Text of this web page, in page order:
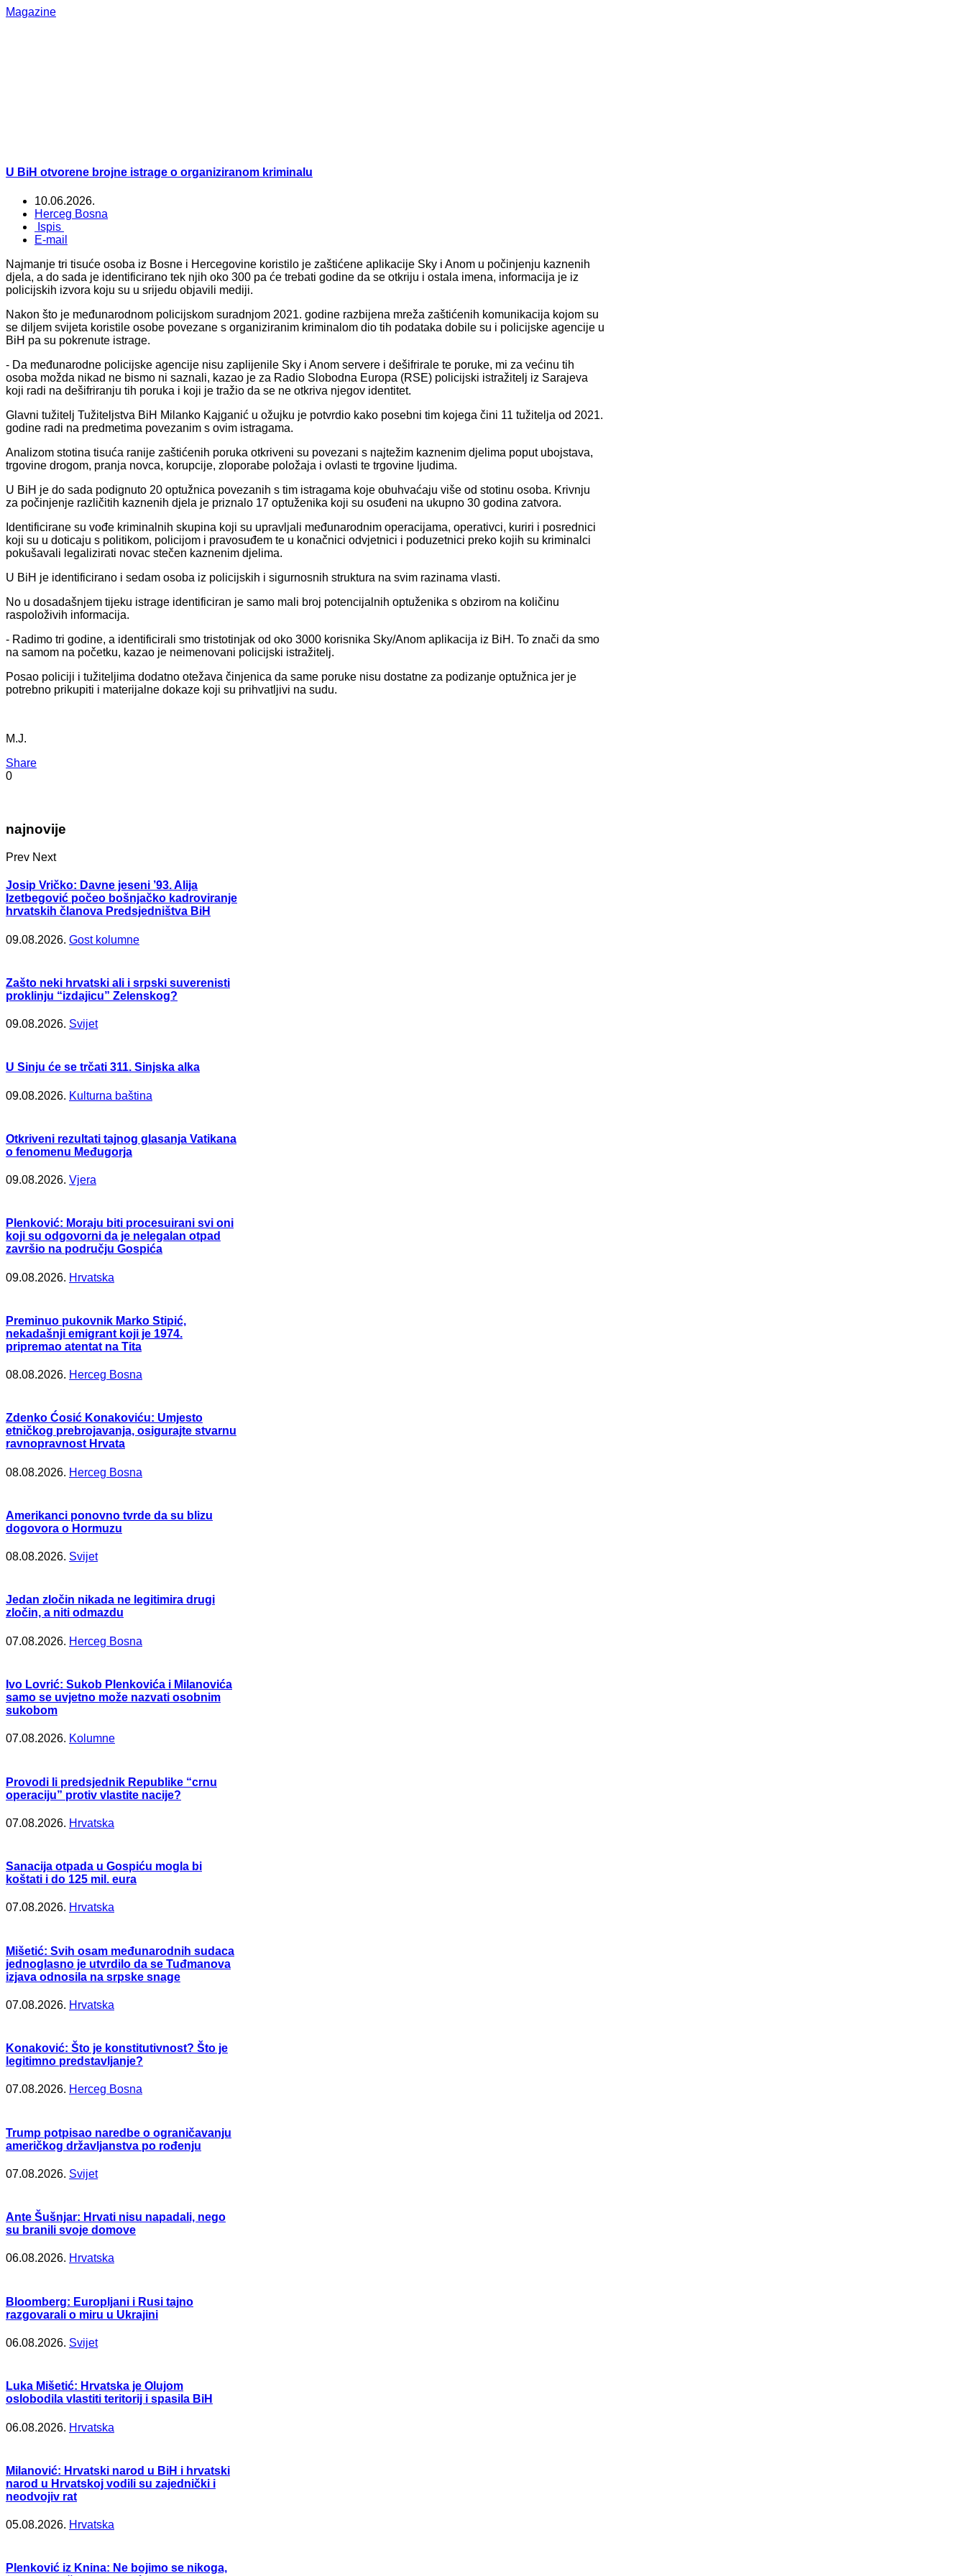
Magazine
U BiH otvorene brojne istrage o organiziranom kriminalu
10.06.2026.
Herceg Bosna
Ispis
E-mail
Najmanje tri tisuće osoba iz Bosne i Hercegovine koristilo je zaštićene aplikacije Sky i Anom u počinjenju kaznenih
djela, a do sada je identificirano tek njih oko 300 pa će trebati godine da se otkriju i ostala imena, informacija je iz
policijskih izvora koju su u srijedu objavili mediji.
Nakon što je međunarodnom policijskom suradnjom 2021. godine razbijena mreža zaštićenih komunikacija kojom su
se diljem svijeta koristile osobe povezane s organiziranim kriminalom dio tih podataka dobile su i policijske agencije u
BiH pa su pokrenute istrage.
- Da međunarodne policijske agencije nisu zaplijenile Sky i Anom servere i dešifrirale te poruke, mi za većinu tih
osoba možda nikad ne bismo ni saznali, kazao je za Radio Slobodna Europa (RSE) policijski istražitelj iz Sarajeva
koji radi na dešifriranju tih poruka i koji je tražio da se ne otkriva njegov identitet.
Glavni tužitelj Tužiteljstva BiH Milanko Kajganić u ožujku je potvrdio kako posebni tim kojega čini 11 tužitelja od 2021.
godine radi na predmetima povezanim s ovim istragama.
Analizom stotina tisuća ranije zaštićenih poruka otkriveni su povezani s najtežim kaznenim djelima poput ubojstava,
trgovine drogom, pranja novca, korupcije, zloporabe položaja i ovlasti te trgovine ljudima.
U BiH je do sada podignuto 20 optužnica povezanih s tim istragama koje obuhvaćaju više od stotinu osoba. Krivnju
za počinjenje različitih kaznenih djela je priznalo 17 optuženika koji su osuđeni na ukupno 30 godina zatvora.
Identificirane su vođe kriminalnih skupina koji su upravljali međunarodnim operacijama, operativci, kuriri i posrednici
koji su u doticaju s politikom, policijom i pravosuđem te u konačnici odvjetnici i poduzetnici preko kojih su kriminalci
pokušavali legalizirati novac stečen kaznenim djelima.
U BiH je identificirano i sedam osoba iz policijskih i sigurnosnih struktura na svim razinama vlasti.
No u dosadašnjem tijeku istrage identificiran je samo mali broj potencijalnih optuženika s obzirom na količinu
raspoloživih informacija.
- Radimo tri godine, a identificirali smo tristotinjak od oko 3000 korisnika Sky/Anom aplikacija iz BiH. To znači da smo
na samom na početku, kazao je neimenovani policijski istražitelj.
Posao policiji i tužiteljima dodatno otežava činjenica da same poruke nisu dostatne za podizanje optužnica jer je
potrebno prikupiti i materijalne dokaze koji su prihvatljivi na sudu.
M.J.
Share
0
najnovije
Prev Next
Josip Vričko: Davne jeseni ’93. Alija
Izetbegović počeo bošnjačko kadroviranje
hrvatskih članova Predsjedništva BiH
09.08.2026. Gost kolumne
Zašto neki hrvatski ali i srpski suverenisti
proklinju “izdajicu” Zelenskog?
09.08.2026. Svijet
U Sinju će se trčati 311. Sinjska alka
09.08.2026. Kulturna baština
Otkriveni rezultati tajnog glasanja Vatikana
o fenomenu Međugorja
09.08.2026. Vjera
Plenković: Moraju biti procesuirani svi oni
koji su odgovorni da je nelegalan otpad
završio na području Gospića
09.08.2026. Hrvatska
Preminuo pukovnik Marko Stipić,
nekadašnji emigrant koji je 1974.
pripremao atentat na Tita
08.08.2026. Herceg Bosna
Zdenko Ćosić Konakoviću: Umjesto
etničkog prebrojavanja, osigurajte stvarnu
ravnopravnost Hrvata
08.08.2026. Herceg Bosna
Amerikanci ponovno tvrde da su blizu
dogovora o Hormuzu
08.08.2026. Svijet
Jedan zločin nikada ne legitimira drugi
zločin, a niti odmazdu
07.08.2026. Herceg Bosna
Ivo Lovrić: Sukob Plenkovića i Milanovića
samo se uvjetno može nazvati osobnim
sukobom
07.08.2026. Kolumne
Provodi li predsjednik Republike “crnu
operaciju” protiv vlastite nacije?
07.08.2026. Hrvatska
Sanacija otpada u Gospiću mogla bi
koštati i do 125 mil. eura
07.08.2026. Hrvatska
Mišetić: Svih osam međunarodnih sudaca
jednoglasno je utvrdilo da se Tuđmanova
izjava odnosila na srpske snage
07.08.2026. Hrvatska
Konaković: Što je konstitutivnost? Što je
legitimno predstavljanje?
07.08.2026. Herceg Bosna
Trump potpisao naredbe o ograničavanju
američkog državljanstva po rođenju
07.08.2026. Svijet
Ante Šušnjar: Hrvati nisu napadali, nego
su branili svoje domove
06.08.2026. Hrvatska
Bloomberg: Europljani i Rusi tajno
razgovarali o miru u Ukrajini
06.08.2026. Svijet
Luka Mišetić: Hrvatska je Olujom
oslobodila vlastiti teritorij i spasila BiH
06.08.2026. Hrvatska
Milanović: Hrvatski narod u BiH i hrvatski
narod u Hrvatskoj vodili su zajednički i
neodvojiv rat
05.08.2026. Hrvatska
Plenković iz Knina: Ne bojimo se nikoga,